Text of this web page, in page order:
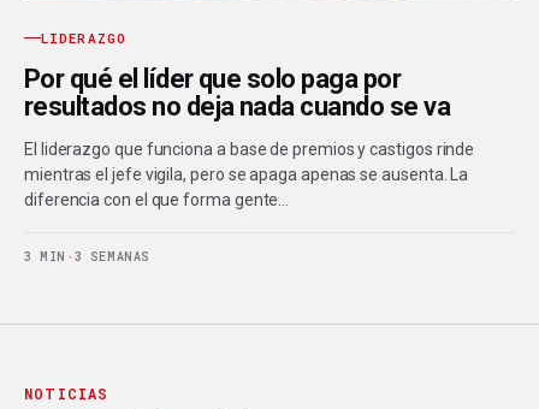
LIDERAZGO
Por qué el líder que solo paga por
resultados no deja nada cuando se va
El liderazgo que funciona a base de premios y castigos rinde
mientras el jefe vigila, pero se apaga apenas se ausenta. La
diferencia con el que forma gente…
3 MIN · 3 SEMANAS
NOTICIAS